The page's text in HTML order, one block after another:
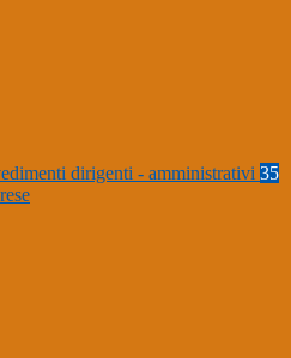
dirigenti - amministrativi 35